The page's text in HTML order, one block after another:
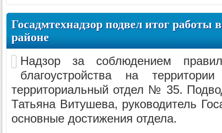
Госадмтехнадзор подвел итог работы
районе
Надзор за соблюдением
благоустройства на
территориальный отдел № 35.
Татьяна Витушева, руководитель
основные достижения отдела.